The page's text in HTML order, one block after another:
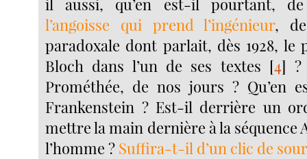
l’angoisse qui prend l’ingénieur,
paradoxale dont parlait, dès 1928, le
Bloch dans l’un de ses textes [4]
Prométhée, de nos jours ? Qu’en
Frankenstein ? Est-il derrière un
mettre la main dernière à la séquence
l’homme ? Suffira-t-il d’un clic de